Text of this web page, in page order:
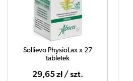
Sollievo PhysioLax x 27
tabletek
29,65 zł / szt.